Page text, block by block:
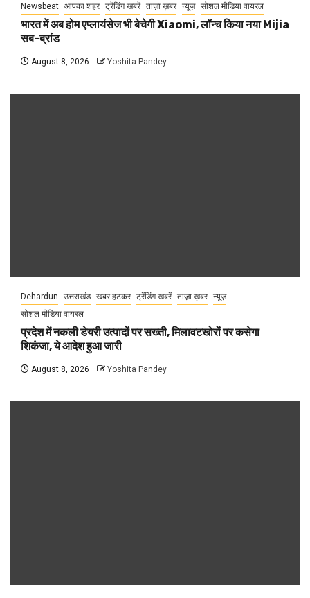
Newsbeat आपका शहर ट्रेंडिंग खबरें ताज़ा ख़बर न्यूज़ सोशल मीडिया वायरल
भारत में अब होम एप्लायंसेज भी बेचेगी Xiaomi, लॉन्च किया नया Mijia
सब-ब्रांड
August 8, 2026 Yoshita Pandey
Dehardun उत्तराखंड खबर हटकर ट्रेंडिंग खबरें ताज़ा ख़बर न्यूज़
सोशल मीडिया वायरल
प्रदेश में नकली डेयरी उत्पादों पर सख्ती, मिलावटखोरों पर कसेगा
शिकंजा, ये आदेश हुआ जारी
August 8, 2026 Yoshita Pandey